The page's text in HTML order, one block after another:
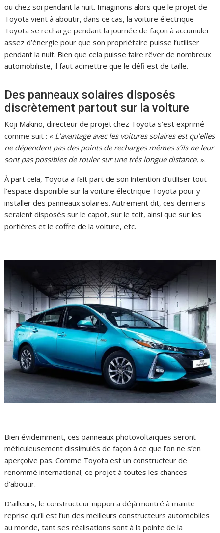
ou chez soi pendant la nuit. Imaginons alors que le projet de
Toyota vient à aboutir, dans ce cas, la voiture électrique
Toyota se recharge pendant la journée de façon à accumuler
assez d’énergie pour que son propriétaire puisse l’utiliser
pendant la nuit. Bien que cela puisse faire rêver de nombreux
automobiliste, il faut admettre que le défi est de taille.
Des panneaux solaires disposés
discrètement partout sur la voiture
Koji Makino, directeur de projet chez Toyota s’est exprimé
comme suit : « L’avantage avec les voitures solaires est qu’elles
ne dépendent pas des points de recharges mêmes s’ils ne leur
sont pas possibles de rouler sur une très longue distance. ».
À part cela, Toyota a fait part de son intention d’utiliser tout
l’espace disponible sur la voiture électrique Toyota pour y
installer des panneaux solaires. Autrement dit, ces derniers
seraient disposés sur le capot, sur le toit, ainsi que sur les
portières et le coffre de la voiture, etc.
Bien évidemment, ces panneaux photovoltaïques seront
méticuleusement dissimulés de façon à ce que l’on ne s’en
aperçoive pas. Comme Toyota est un constructeur de
renommé international, ce projet à toutes les chances
d’aboutir.
D’ailleurs, le constructeur nippon a déjà montré à mainte
reprise qu’il est l’un des meilleurs constructeurs automobiles
au monde, tant ses réalisations sont à la pointe de la